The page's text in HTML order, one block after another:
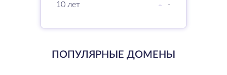
10 лет
- -
ПОПУЛЯРНЫЕ ДОМЕНЫ